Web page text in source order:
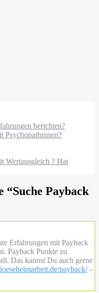
berichten?
Psychopathinnen?
Wertausgleich ? Hat
“Suche Payback
Erfahrungen mit Payback
Payback Punkte zu
Das kannst Du auch gerne
payback/–